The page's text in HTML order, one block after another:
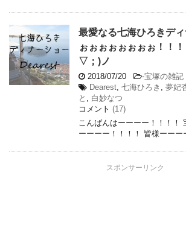
最愛なる七海ひろきデ
ぉぉぉぉぉぉぉぉ！！！
▽；)ノ
2018/07/20 -宝塚の雑記
Dearest, 七海ひろき , 夢妃
と , 白妙なつ
コメント (17)
こんばんはーーーー！！！！
ーーーー！！！！ 皆様ーーー
スポンサーリンク